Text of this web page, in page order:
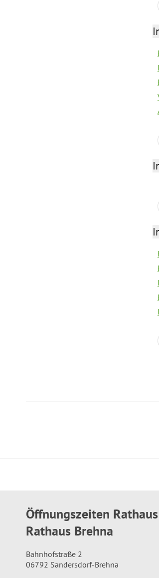
Öffnungszeiten
Rathaus Brehna
Bahnhofstraße 2
06792 Sandersdorf-Brehna